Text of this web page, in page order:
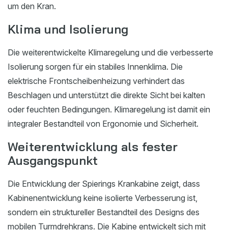
um den Kran.
Klima und Isolierung
Die weiterentwickelte Klimaregelung und die verbesserte
Isolierung sorgen für ein stabiles Innenklima. Die
elektrische Frontscheibenheizung verhindert das
Beschlagen und unterstützt die direkte Sicht bei kalten
oder feuchten Bedingungen. Klimaregelung ist damit ein
integraler Bestandteil von Ergonomie und Sicherheit.
Weiterentwicklung als fester
Ausgangspunkt
Die Entwicklung der Spierings Krankabine zeigt, dass
Kabinenentwicklung keine isolierte Verbesserung ist,
sondern ein struktureller Bestandteil des Designs des
mobilen Turmdrehkrans. Die Kabine entwickelt sich mit